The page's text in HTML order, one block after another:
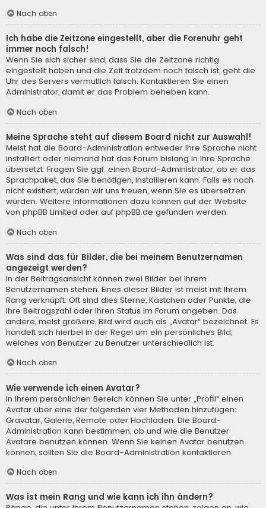
Nach oben
Ich habe die Zeitzone eingestellt, aber die Forenuhr geht
immer noch falsch!
Wenn Sie sich sicher sind, dass Sie die Zeitzone richtig
eingestellt haben und die Zeit trotzdem noch falsch ist, geht die
Uhr des Servers vermutlich falsch. Kontaktieren Sie einen
Administrator, damit er das Problem beheben kann.
Nach oben
Meine Sprache steht auf diesem Board nicht zur Auswahl!
Meist hat die Board-Administration entweder Ihre Sprache nicht
installiert oder niemand hat das Forum bislang in Ihre Sprache
übersetzt. Fragen Sie ggf. einen Board-Administrator, ob er das
Sprachpaket, das Sie benötigen, installieren kann. Falls es noch
nicht existiert, würden wir uns freuen, wenn Sie es übersetzen
würden. Weitere Informationen dazu können auf der Website
von phpBB Limited oder auf phpBB.de gefunden werden.
Nach oben
Was sind das für Bilder, die bei meinem Benutzernamen
angezeigt werden?
In der Beitragsansicht können zwei Bilder bei Ihrem
Benutzernamen stehen. Eines dieser Bilder ist meist mit Ihrem
Rang verknüpft: Oft sind dies Sterne, Kästchen oder Punkte, die
Ihre Beitragszahl oder Ihren Status im Forum angeben. Das
andere, meist größere, Bild wird auch als „Avatar“ bezeichnet. Es
handelt sich hierbei in der Regel um ein persönliches Bild,
welches von Benutzer zu Benutzer unterschiedlich ist.
Nach oben
Wie verwende ich einen Avatar?
In Ihrem persönlichen Bereich können Sie unter „Profil“ einen
Avatar über eine der folgenden vier Methoden hinzufügen:
Gravatar, Galerie, Remote oder Hochladen. Die Board-
Administration kann bestimmen, ob und wie die Benutzer
Avatare benutzen können. Wenn Sie keinen Avatar benutzen
können, sollten Sie die Board-Administration kontaktieren.
Nach oben
Was ist mein Rang und wie kann ich ihn ändern?